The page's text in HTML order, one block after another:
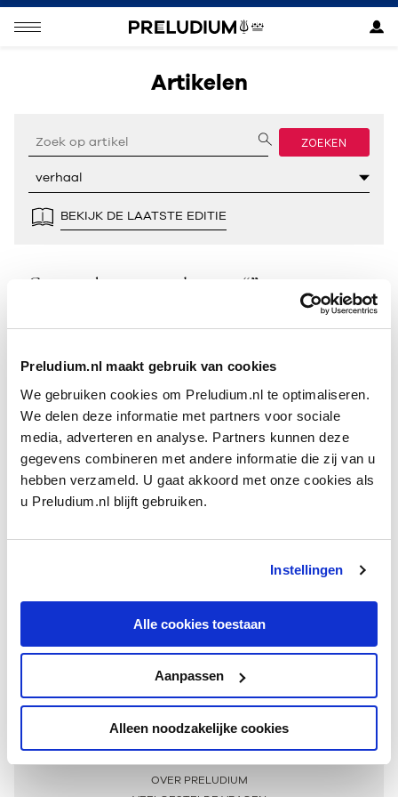
Preludium.nl maakt gebruik van cookies
We gebruiken cookies om Preludium.nl te optimaliseren.
We delen deze informatie met partners voor sociale
media, adverteren en analyse. Partners kunnen deze
gegevens combineren met andere informatie die zij van u
hebben verzameld. U gaat akkoord met onze cookies als
u Preludium.nl blijft gebruiken.
Instellingen
Alle cookies toestaan
Aanpassen
Alleen noodzakelijke cookies
Artikelen
ZOEKEN
BEKIJK DE LAATSTE EDITIE
Geen resultaten gevonden voor “”.
Meer informatie
OVER PRELUDIUM